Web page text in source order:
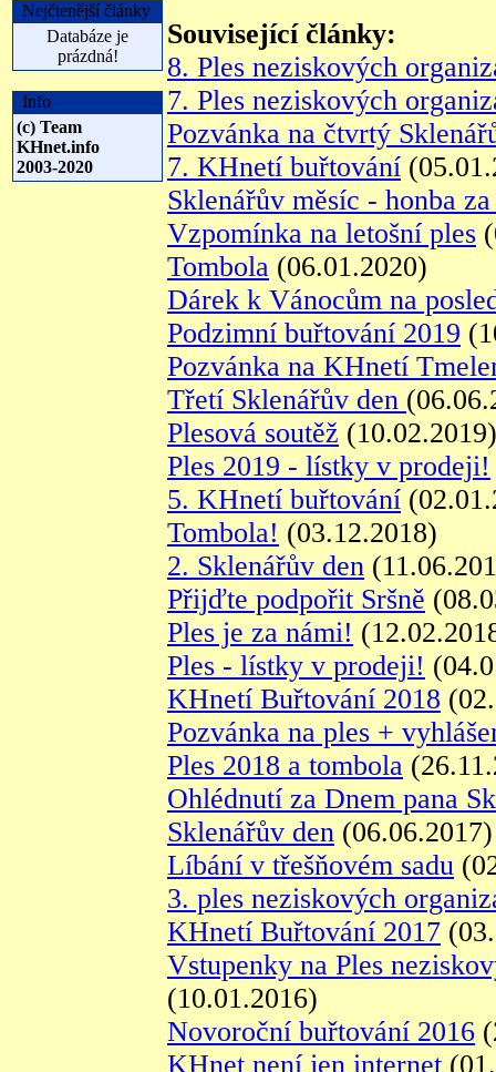
Nejčtenější články
Databáze je
prázdná!
Info
(c) Team
KHnet.info
2003-2020
Související články:
8. Ples neziskových
7. Ples neziskových
Pozvánka na čtvrtý
7. KHnetí buřtování
Sklenářův měsíc - honba
Vzpomínka na letošní ples
Tombola (06.01.2020)
Dárek k Vánocům na
Podzimní buřtování 2019
Pozvánka na KHnetí
Třetí Sklenářův den
Plesová soutěž (10.02.2019)
Ples 2019 - lístky v prodeji!
5. KHnetí buřtování
Tombola! (03.12.2018)
2. Sklenářův den
Přijďte podpořit Sršně
Ples je za námi!
Ples - lístky v prodeji!
KHnetí Buřtování 2018
Pozvánka na ples +
Ples 2018 a tombola
Ohlédnutí za Dnem pana
Sklenářův den (06.06.2017)
Líbání v třešňovém sadu
3. ples neziskových
KHnetí Buřtování 2017
Vstupenky na Ples
(10.01.2016)
Novoroční buřtování 2016
KHnet není jen internet